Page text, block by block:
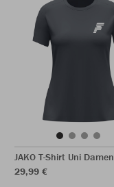
JAKO T-Shirt Uni Damen
29,99 €